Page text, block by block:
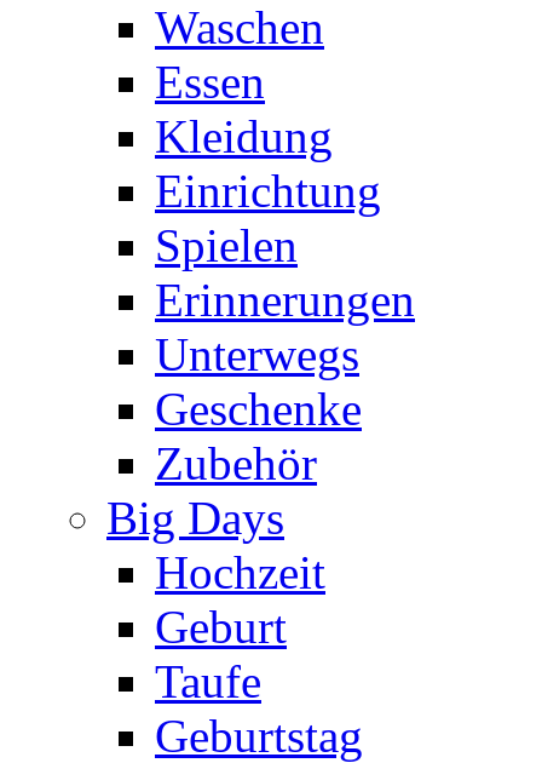
Waschen
Essen
Kleidung
Einrichtung
Spielen
Erinnerungen
Unterwegs
Geschenke
Zubehör
Big Days
Hochzeit
Geburt
Taufe
Geburtstag